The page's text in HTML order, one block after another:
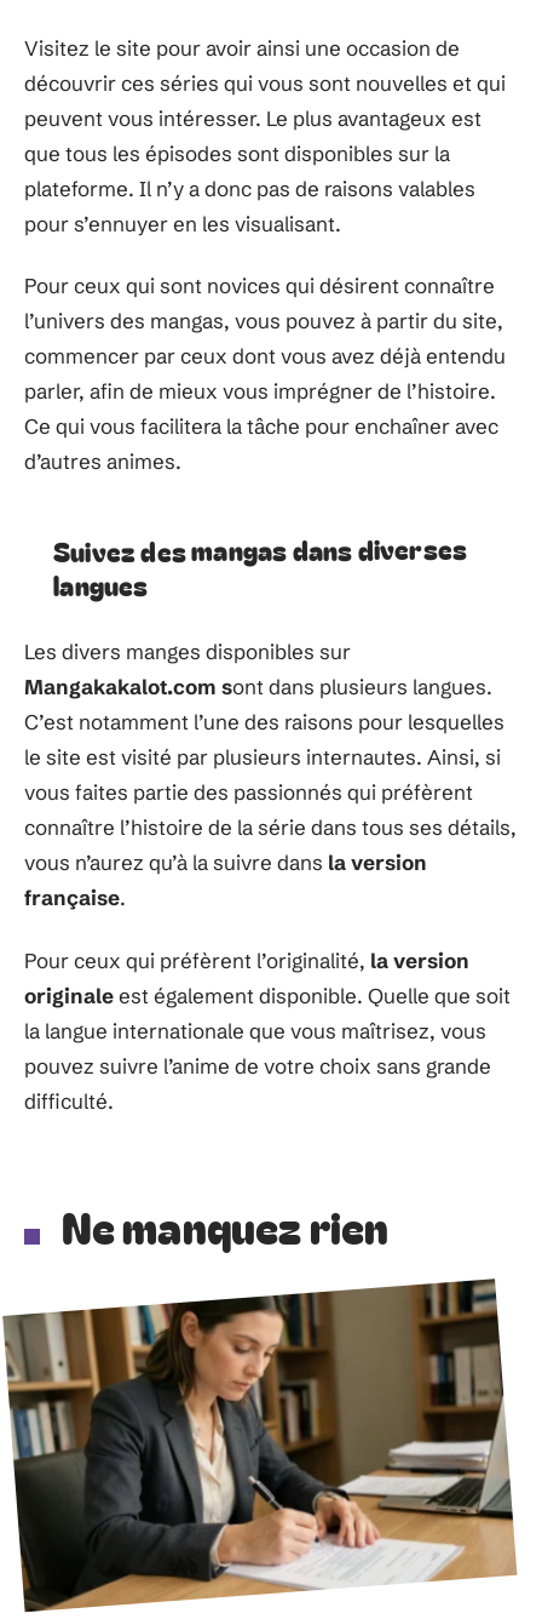
Visitez le site pour avoir ainsi une occasion de
découvrir ces séries qui vous sont nouvelles et qui
peuvent vous intéresser. Le plus avantageux est
que tous les épisodes sont disponibles sur la
plateforme. Il n’y a donc pas de raisons valables
pour s’ennuyer en les visualisant.
Pour ceux qui sont novices qui désirent connaître
l’univers des mangas, vous pouvez à partir du site,
commencer par ceux dont vous avez déjà entendu
parler, afin de mieux vous imprégner de l’histoire.
Ce qui vous facilitera la tâche pour enchaîner avec
d’autres animes.
Suivez des mangas dans diverses
langues
Les divers manges disponibles sur
Mangakakalot.com sont dans plusieurs langues.
C’est notamment l’une des raisons pour lesquelles
le site est visité par plusieurs internautes. Ainsi, si
vous faites partie des passionnés qui préfèrent
connaître l’histoire de la série dans tous ses détails,
vous n’aurez qu’à la suivre dans la version
française.
Pour ceux qui préfèrent l’originalité, la version
originaleest également disponible. Quelle que soit
la langue internationale que vous maîtrisez, vous
pouvez suivre l’anime de votre choix sans grande
difficulté.
Ne manquez rien